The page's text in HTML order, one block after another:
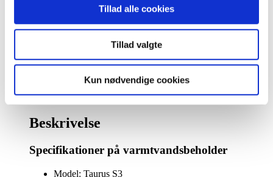
Tillad alle cookies
Tillad valgte
Kun nødvendige cookies
DEMOVANDHANE: 3-1 FLEX A, fleksibel
børstet stål med rund tud antal
Varenummer (SKU):DEMO-01 Kategori:
Demovandhaner
Beskrivelse
Beskrivelse
Specifikationer på varmtvandsbeholder
Model: Taurus S3